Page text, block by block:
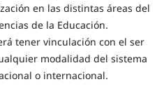
en las distintas áreas del
de la Educación.
tener vinculación con el ser
modalidad del sistema
o internacional.